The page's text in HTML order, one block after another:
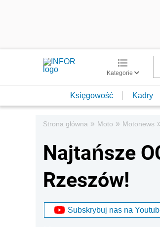
Kategorie
Księgowość Kadry
Strona główna » Moto » Motonews
Najtańsze
Rzeszów!
Subskrybuj nas na